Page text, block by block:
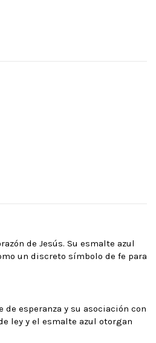
de Jesús. Su esmalte azul
un discreto símbolo de fe para
de esperanza y su asociación con
ley y el esmalte azul otorgan